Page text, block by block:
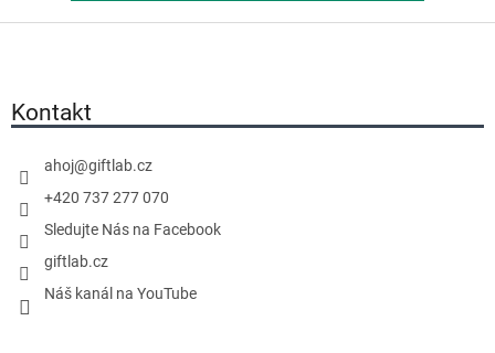
Kontakt
ahoj@giftlab.cz
+420 737 277 070
Sledujte Nás na Facebook
giftlab.cz
Náš kanál na YouTube